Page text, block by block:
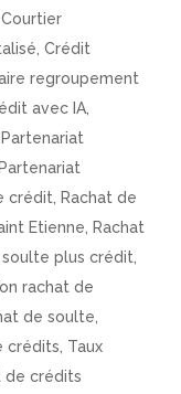
,Courtier
,Crédit
regroupement
avec IA
Partenariat
Partenariat
crédit
Rachat de
Etienne
Rachat
soulte plus crédit
rachat de
de soulte
crédits Taux
de crédits